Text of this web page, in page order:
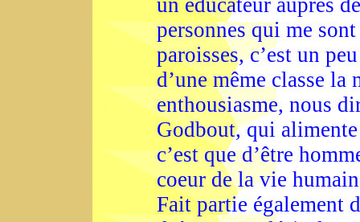
un éducateur auprès
personnes qui me
paroisses, c’est un
d’une même classe la
enthousiasme, nous
Godbout, qui alimente
c’est que d’être
coeur de la vie
Fait partie également